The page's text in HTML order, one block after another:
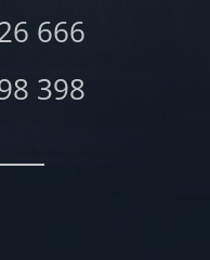
666
398